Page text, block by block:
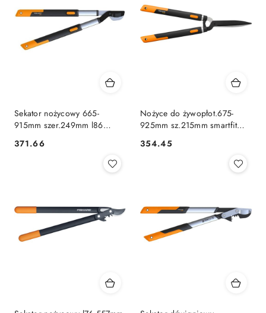
Sekator nożycowy 665-
915mm szer.249mm l86
Cena:
371.66
Nożyce do żywopłot.675-
925mm sz.215mm smartfit
Cena:
354.45